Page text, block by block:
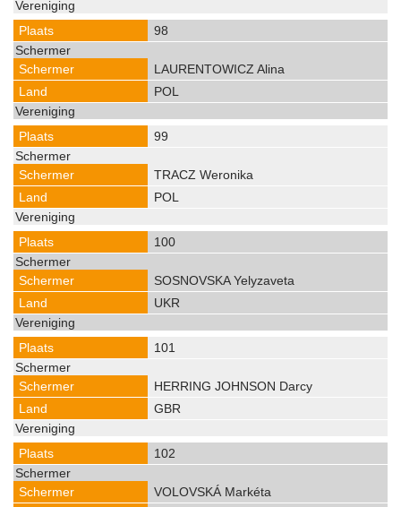
98
LAURENTOWICZ Alina
POL
99
TRACZ Weronika
POL
100
SOSNOVSKA Yelyzaveta
UKR
101
HERRING JOHNSON Darcy
GBR
102
VOLOVSKÁ Markéta